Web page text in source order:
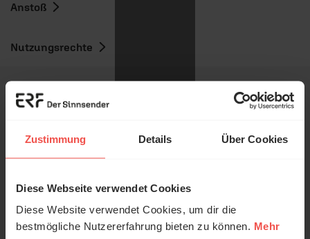
Zustimmung Details Über Cookies
Diese Webseite verwendet Cookies
Diese Website verwendet Cookies, um dir die
bestmögliche Nutzererfahrung bieten zu können. Mehr
Anstoß
Nutzungsrechte
Ihr Kommentar
© Ruth Schneider / ERF